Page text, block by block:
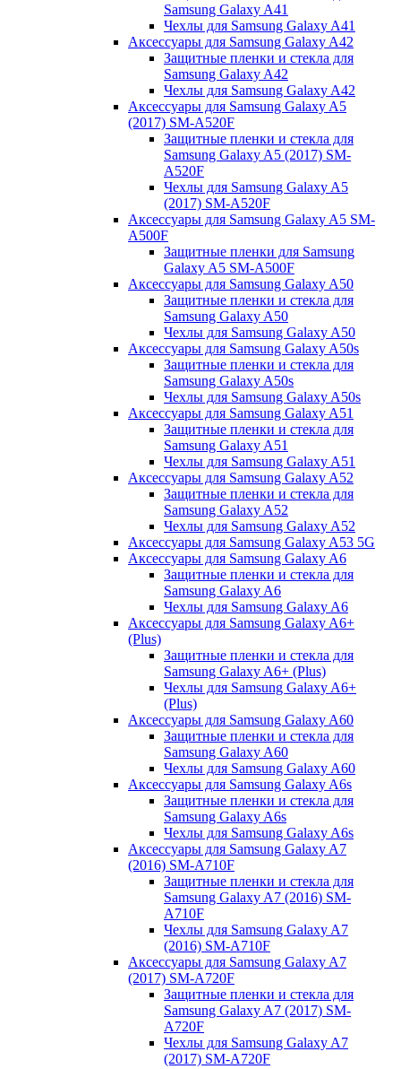
Samsung Galaxy A41
Чехлы для Samsung Galaxy A41
Аксессуары для Samsung Galaxy A42
Защитные пленки и стекла для
Samsung Galaxy A42
Чехлы для Samsung Galaxy A42
Аксессуары для Samsung Galaxy A5
(2017) SM-A520F
Защитные пленки и стекла для
Samsung Galaxy A5 (2017) SM-
A520F
Чехлы для Samsung Galaxy A5
(2017) SM-A520F
Аксессуары для Samsung Galaxy A5 SM-
A500F
Защитные пленки для Samsung
Galaxy A5 SM-A500F
Аксессуары для Samsung Galaxy A50
Защитные пленки и стекла для
Samsung Galaxy A50
Чехлы для Samsung Galaxy A50
Аксессуары для Samsung Galaxy A50s
Защитные пленки и стекла для
Samsung Galaxy A50s
Чехлы для Samsung Galaxy A50s
Аксессуары для Samsung Galaxy A51
Защитные пленки и стекла для
Samsung Galaxy A51
Чехлы для Samsung Galaxy A51
Аксессуары для Samsung Galaxy A52
Защитные пленки и стекла для
Samsung Galaxy A52
Чехлы для Samsung Galaxy A52
Аксессуары для Samsung Galaxy A53 5G
Аксессуары для Samsung Galaxy A6
Защитные пленки и стекла для
Samsung Galaxy A6
Чехлы для Samsung Galaxy A6
Аксессуары для Samsung Galaxy A6+
(Plus)
Защитные пленки и стекла для
Samsung Galaxy A6+ (Plus)
Чехлы для Samsung Galaxy A6+
(Plus)
Аксессуары для Samsung Galaxy A60
Защитные пленки и стекла для
Samsung Galaxy A60
Чехлы для Samsung Galaxy A60
Аксессуары для Samsung Galaxy A6s
Защитные пленки и стекла для
Samsung Galaxy A6s
Чехлы для Samsung Galaxy A6s
Аксессуары для Samsung Galaxy A7
(2016) SM-A710F
Защитные пленки и стекла для
Samsung Galaxy A7 (2016) SM-
A710F
Чехлы для Samsung Galaxy A7
(2016) SM-A710F
Аксессуары для Samsung Galaxy A7
(2017) SM-A720F
Защитные пленки и стекла для
Samsung Galaxy A7 (2017) SM-
A720F
Чехлы для Samsung Galaxy A7
(2017) SM-A720F